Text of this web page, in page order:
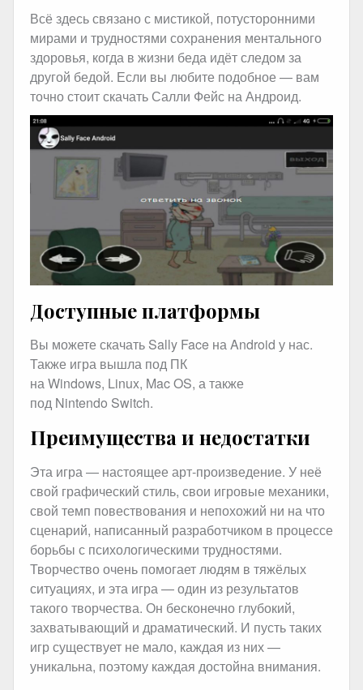
Всё здесь связано с мистикой, потусторонними
мирами и трудностями сохранения ментального
здоровья, когда в жизни беда идёт следом за
другой бедой. Если вы любите подобное — вам
точно стоит скачать Салли Фейс на Андроид.
Доступные платформы
Вы можете скачать Sally Face на Android у нас.
Также игра вышла под ПК
на Windows, Linux, Mac OS, а также
под Nintendo Switch.
Преимущества и недостатки
Эта игра — настоящее арт-произведение. У неё
свой графический стиль, свои игровые механики,
свой темп повествования и непохожий ни на что
сценарий, написанный разработчиком в процессе
борьбы с психологическими трудностями.
Творчество очень помогает людям в тяжёлых
ситуациях, и эта игра — один из результатов
такого творчества. Он бесконечно глубокий,
захватывающий и драматический. И пусть таких
игр существует не мало, каждая из них —
уникальна, поэтому каждая достойна внимания.